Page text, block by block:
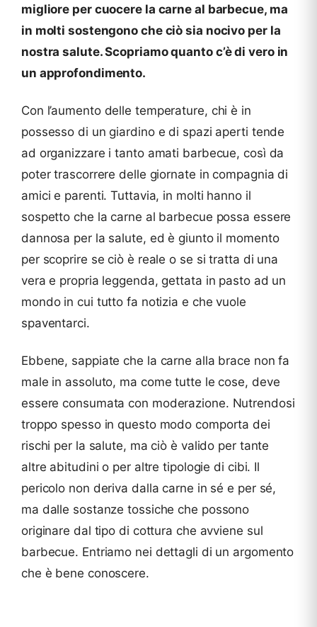
migliore per cuocere la carne al barbecue, ma
in molti sostengono che ciò sia nocivo per la
nostra salute. Scopriamo quanto c’è di vero in
un approfondimento.
Con l’aumento delle temperature, chi è in
possesso di un giardino e di spazi aperti tende
ad organizzare i tanto amati barbecue, così da
poter trascorrere delle giornate in compagnia di
amici e parenti. Tuttavia, in molti hanno il
sospetto che la carne al barbecue possa essere
dannosa per la salute, ed è giunto il momento
per scoprire se ciò è reale o se si tratta di una
vera e propria leggenda, gettata in pasto ad un
mondo in cui tutto fa notizia e che vuole
spaventarci.
Ebbene, sappiate che la carne alla brace non fa
male in assoluto, ma come tutte le cose, deve
essere consumata con moderazione. Nutrendosi
troppo spesso in questo modo comporta dei
rischi per la salute, ma ciò è valido per tante
altre abitudini o per altre tipologie di cibi. Il
pericolo non deriva dalla carne in sé e per sé,
ma dalle sostanze tossiche che possono
originare dal tipo di cottura che avviene sul
barbecue. Entriamo nei dettagli di un argomento
che è bene conoscere.